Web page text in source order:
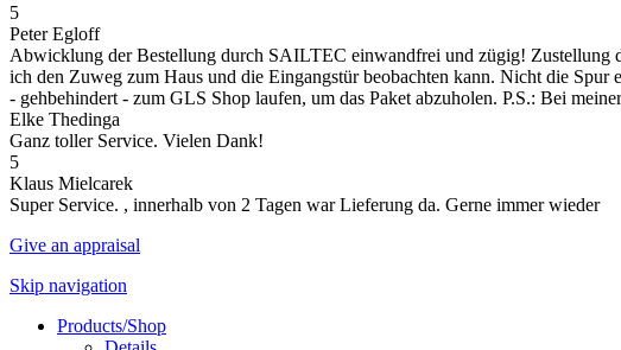
5
Peter Egloff
Abwicklung der Bestellung durch SAILTEC einwandfrei und zügig! Zustellung
ich den Zuweg zum Haus und die Eingangstür beobachten kann. Nicht die
- gehbehindert - zum GLS Shop laufen, um das Paket abzuholen. P.S.: Bei
Elke Thedinga
Ganz toller Service. Vielen Dank!
5
Klaus Mielcarek
Super Service. , innerhalb von 2 Tagen war Lieferung da. Gerne immer wieder
Give an appraisal
Skip navigation
Products/Shop